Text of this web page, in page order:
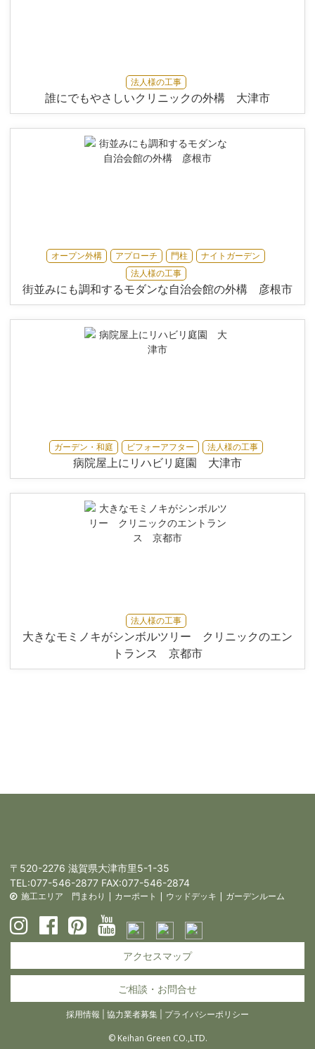
法人様の工事
誰にでもやさしいクリニックの外構 大津市
オープン外構 アプローチ 門柱
ナイトガーデン
法人様の工事
街並みにも調和するモダンな自治会館の外構 彦根市
ガーデン・和庭 ビフォーアフター 法人様の工事
病院屋上にリハビリ庭園 大津市
法人様の工事
大きなモミノキがシンボルツリー クリニックのエン
トランス 京都市
〒520-2276 滋賀県大津市里5-1-35
TEL:077-546-2877 FAX:077-546-2874
施工エリア 門まわり | カーポート | ウッドデッキ | ガーデンルーム
アクセスマップ
ご相談・お問合せ
採用情報 協力業者募集 プライバシーポリシー
© Keihan Green CO.,LTD.